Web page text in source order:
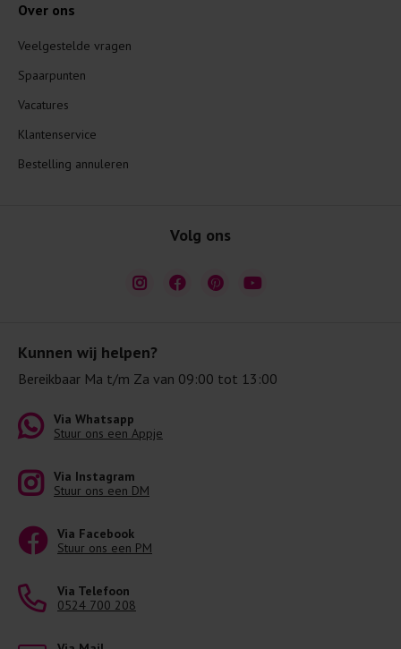
Kunnen wij helpen?
Bereikbaar Ma t/m Za van 09:00 tot 13:00
Via Whatsapp
Stuur ons een Appje
Via Instagram
Stuur ons een DM
Via Facebook
Stuur ons een PM
Via Telefoon
0524 700 208
Over ons
Veelgestelde vragen
Spaarpunten
Vacatures
Klantenservice
Bestelling annuleren
Volg ons